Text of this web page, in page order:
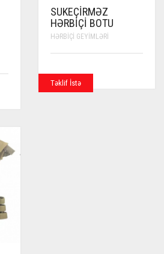
SUKEÇIRMƏZ
HƏRBIÇI BOTU
HƏRBIÇI GEYIMLƏRI
Təklif İstə